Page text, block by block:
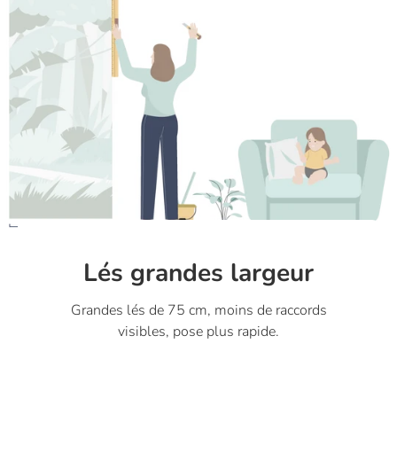
Lés grandes largeur
Grandes lés de 75 cm, moins de raccords
visibles, pose plus rapide.